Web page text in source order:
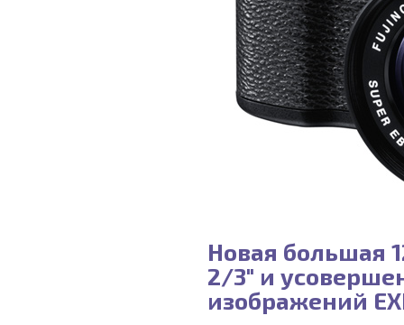
Новая большая
2/3" и
изображений